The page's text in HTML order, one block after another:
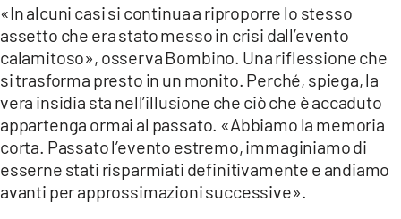
«In alcuni casi si continua a riproporre lo stesso
assetto che era stato messo in crisi dall’evento
calamitoso», osserva Bombino. Una riflessione che
si trasforma presto in un monito. Perché, spiega, la
vera insidia sta nell’illusione che ciò che è accaduto
appartenga ormai al passato. «Abbiamo la memoria
corta. Passato l’evento estremo, immaginiamo di
esserne stati risparmiati definitivamente e andiamo
avanti per approssimazioni successive».